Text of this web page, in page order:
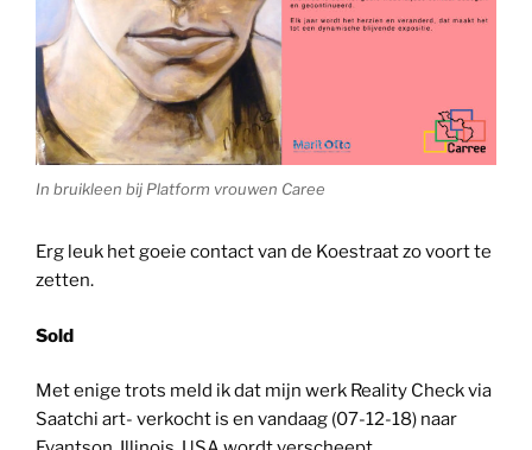
In bruikleen bij Platform vrouwen Caree
Erg leuk het goeie contact van de Koestraat zo voort te
zetten.
Sold
Met enige trots meld ik dat mijn werk Reality Check via
Saatchi art- verkocht is en vandaag (07-12-18) naar